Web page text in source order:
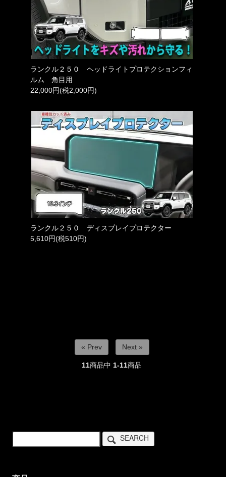
ランクル２５０ ヘッドライトプロテクションフィ
ルム 角目用
22,000円(税2,000円)
ランクル２５０ ディスプレイプロテクター
5,610円(税510円)
« Prev Next »
11商品中 1-11商品
SEARCH